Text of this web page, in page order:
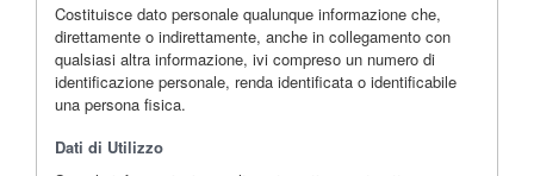
Costituisce dato personale qualunque informazione che,
direttamente o indirettamente, anche in collegamento con
qualsiasi altra informazione, ivi compreso un numero di
identificazione personale, renda identificata o identificabile
una persona fisica.
Dati di Utilizzo